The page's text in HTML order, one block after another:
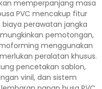
memperpanjang masa
PVC mencakup fitur
perawatan jangka
pemotongan,
menggunakan
peralatan khusus.
pencetakan sablon,
vinil, dan sistem